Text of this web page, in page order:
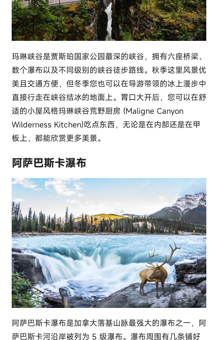
玛琳峡谷是贾斯珀国家公园最深的峡谷，拥有六座桥梁、
数个瀑布以及不同级别的峡谷徒步路线。秋季这里风景优
美且交通方便，但冬季您也可以在导游带领的冰上漫步中
直接行走在峡谷结冰的地面上。胃口大开后，您可以在舒
适的小屋风格玛琳峡谷荒野厨房 (Maligne Canyon
Wilderness Kitchen)吃点东西，无论是在内部还是在甲
板上，都能欣赏更多美景。
阿萨巴斯卡瀑布
阿萨巴斯卡瀑布是加拿大落基山脉最强大的瀑布之一，阿
萨巴斯卡河沿岸被列为 5 级瀑布。瀑布周围有几条铺好